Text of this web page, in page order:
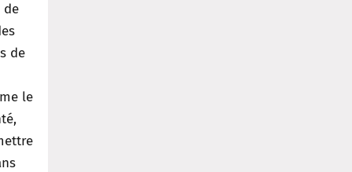
de
de
le